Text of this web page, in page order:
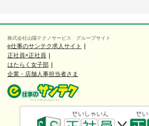
株式会社山陽テクノサービス グループサイト
e仕事のサンテク求人サイト
正社員×正社員
はたらく女子部
企業・店舗人事担当者さま